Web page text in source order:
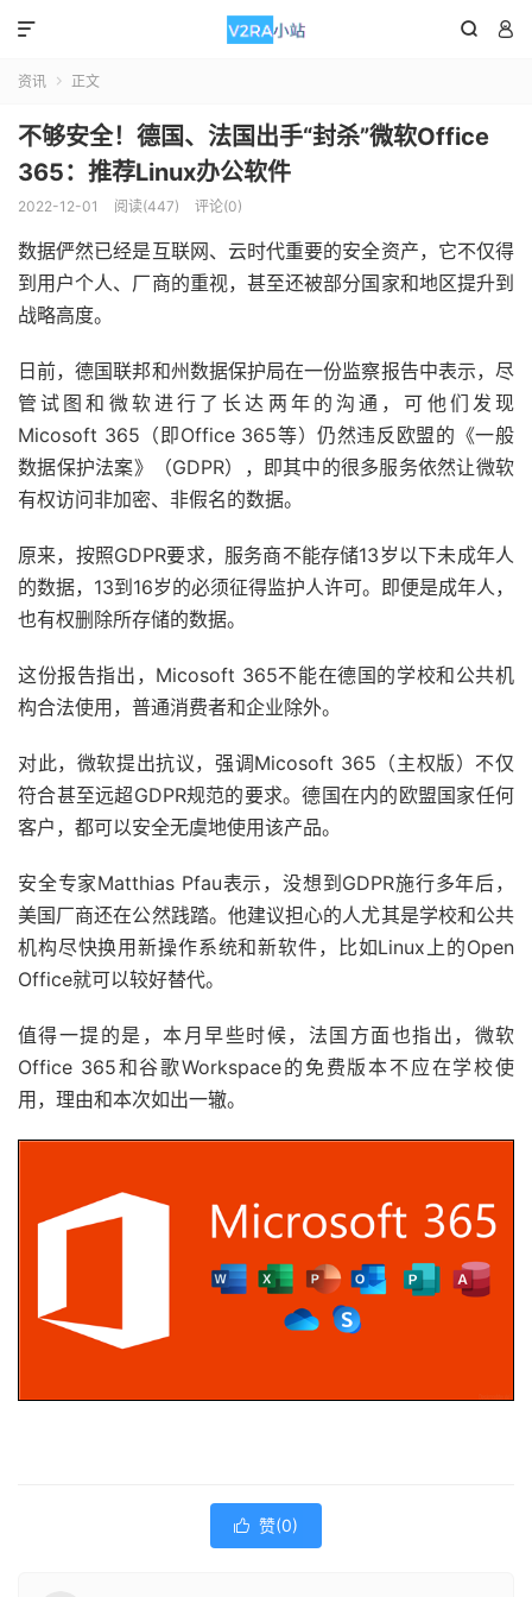
 

资讯  正文
不够安全！德国、法国出手“封杀”微软Office
365：推荐Linux办公软件
2022-12-01 阅读(447) 评论(0)
数据俨然已经是互联网、云时代重要的安全资产，它不仅得
到用户个人、厂商的重视，甚至还被部分国家和地区提升到
战略高度。
日前，德国联邦和州数据保护局在一份监察报告中表示，尽
管试图和微软进行了长达两年的沟通，可他们发现
Micosoft 365（即Office 365等）仍然违反欧盟的《一般
数据保护法案》（GDPR），即其中的很多服务依然让微软
有权访问非加密、非假名的数据。
原来，按照GDPR要求，服务商不能存储13岁以下未成年人
的数据，13到16岁的必须征得监护人许可。即便是成年人，
也有权删除所存储的数据。
这份报告指出，Micosoft 365不能在德国的学校和公共机
构合法使用，普通消费者和企业除外。
对此，微软提出抗议，强调Micosoft 365（主权版）不仅
符合甚至远超GDPR规范的要求。德国在内的欧盟国家任何
客户，都可以安全无虞地使用该产品。
安全专家Matthias Pfau表示，没想到GDPR施行多年后，
美国厂商还在公然践踏。他建议担心的人尤其是学校和公共
机构尽快换用新操作系统和新软件，比如Linux上的Open
Office就可以较好替代。
值得一提的是，本月早些时候，法国方面也指出，微软
Office 365和谷歌Workspace的免费版本不应在学校使
用，理由和本次如出一辙。
 赞(0)